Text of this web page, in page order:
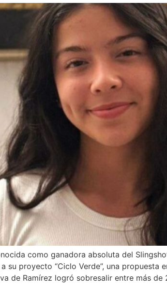
como ganadora absoluta del
su proyecto “Ciclo Verde”, una
de Ramírez logró sobresalir entre más